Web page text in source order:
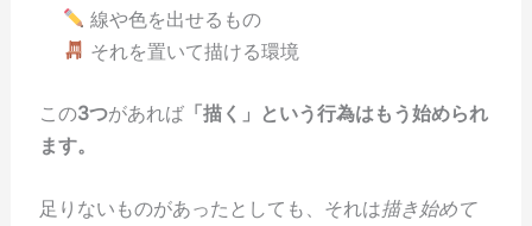
線や色を出せるもの
それを置いて描ける環境
この3つがあれば「描く」という行為はもう始められ
ます。
足りないものがあったとしても、それは描き始めて